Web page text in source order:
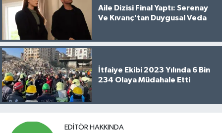
Aile Dizisi Final Yaptı: Serenay
Ve Kıvanç'tan Duygusal Veda
İtfaiye Ekibi 2023 Yılında 6 Bin
234 Olaya Müdahale Etti
EDITÖR HAKKINDA